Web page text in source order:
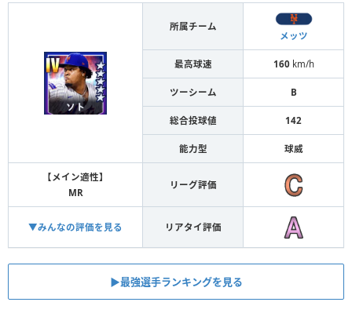
所属チーム
メッツ
最高球速 160km/h
ツーシーム B
総合投球値 142
能力型 球威
【メイン適性】
MR
リーグ評価
▼みんなの評価を見る リアタイ評価
▶︎最強選手ランキングを見る